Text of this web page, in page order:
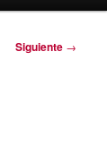
Siguiente →